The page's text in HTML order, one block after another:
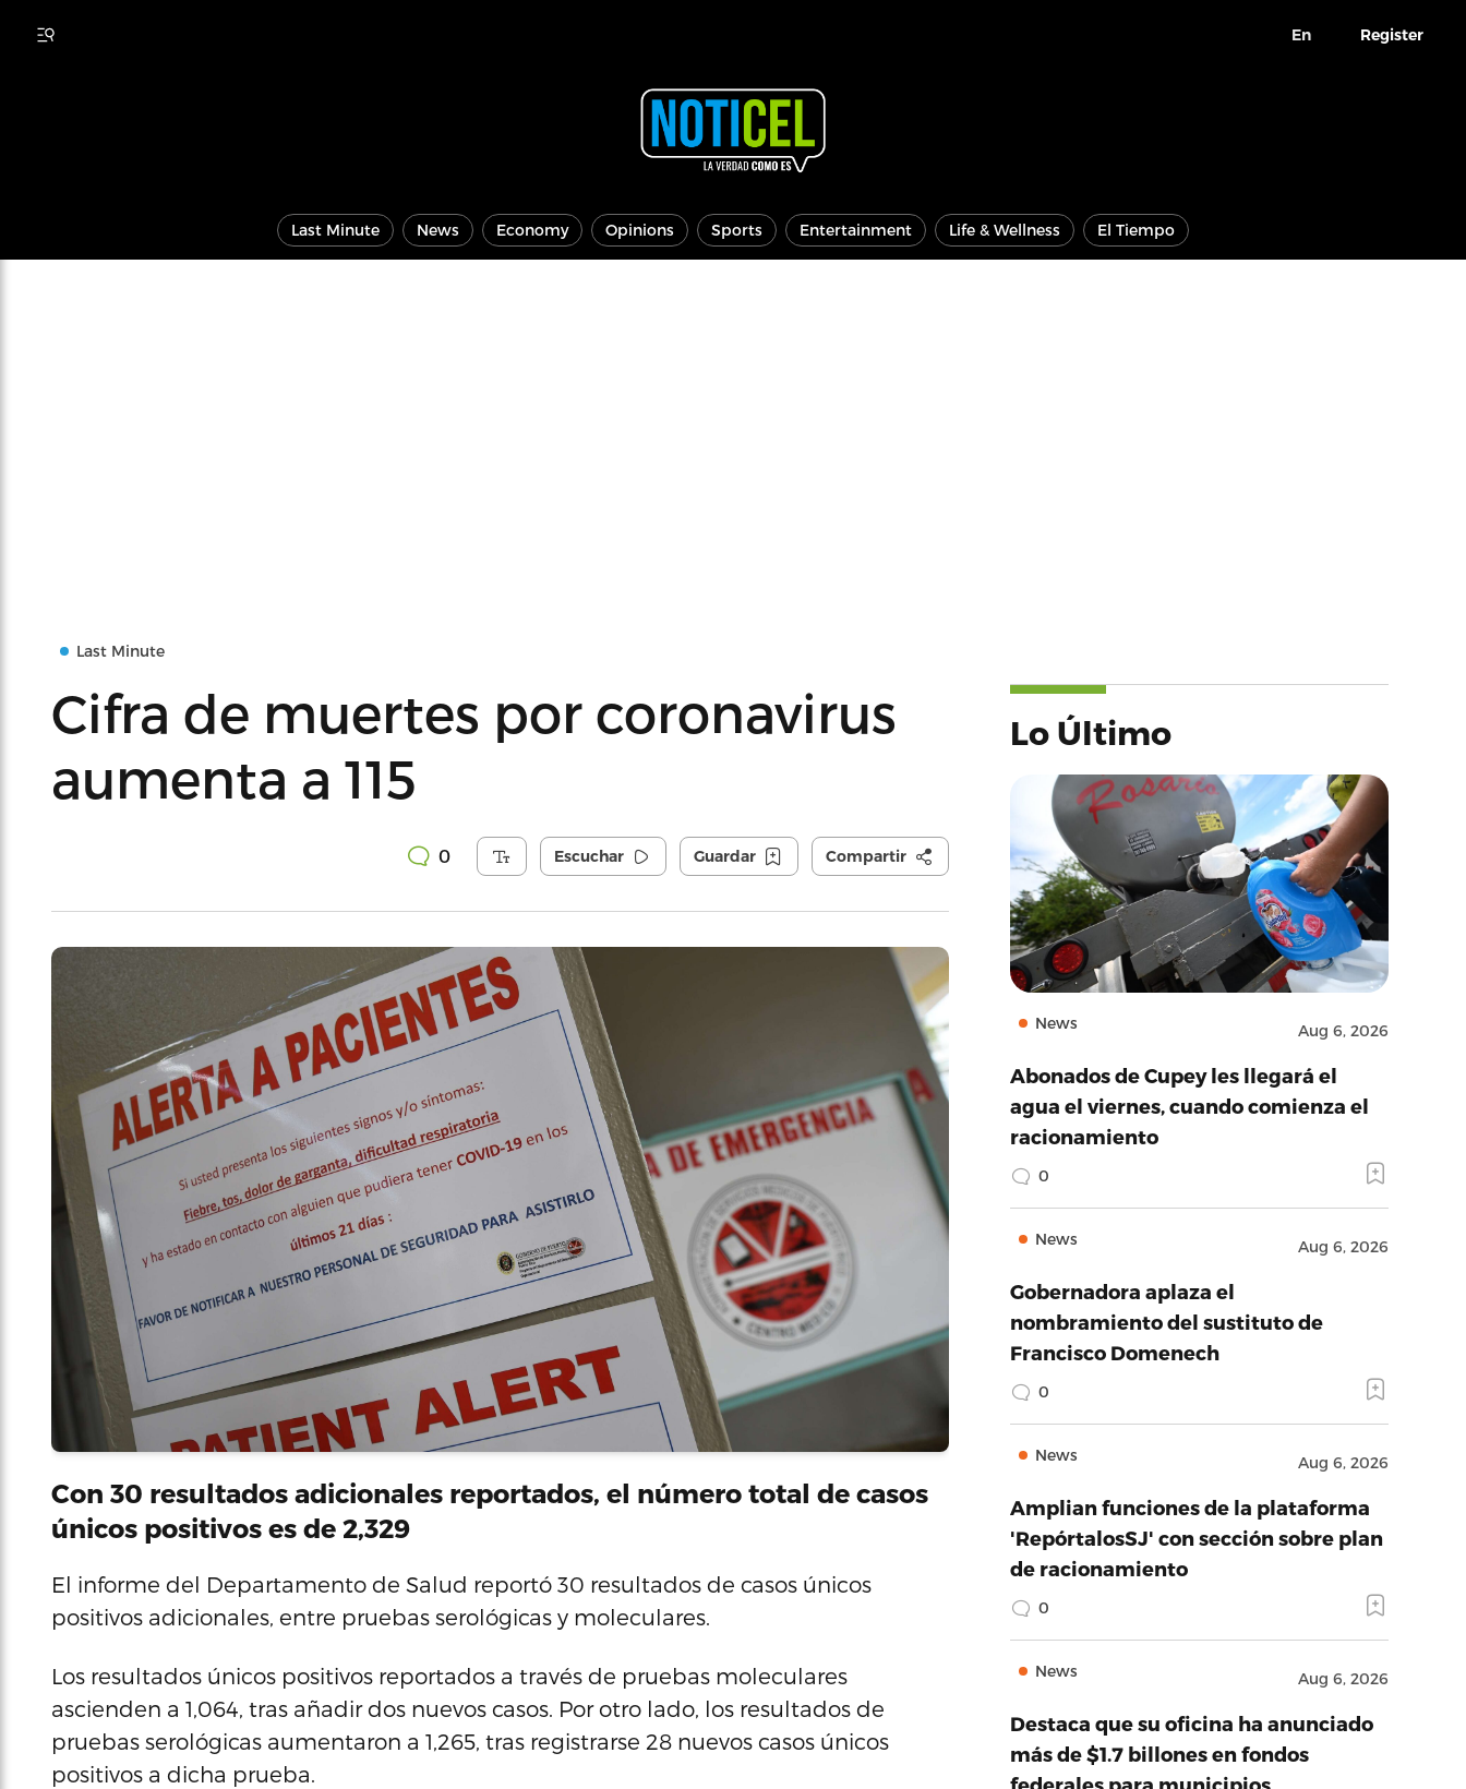
En Register
Last Minute News Economy Opinions Sports Entertainment Life & Wellness El Tiempo
Last Minute
Cifra de muertes por coronavirus
aumenta a 115
0 Escuchar Guardar Compartir
Con 30 resultados adicionales reportados, el número total de casos
únicos positivos es de 2,329
El informe del Departamento de Salud reportó 30 resultados de casos únicos
positivos adicionales, entre pruebas serológicas y moleculares.
Los resultados únicos positivos reportados a través de pruebas moleculares
ascienden a 1,064, tras añadir dos nuevos casos. Por otro lado, los resultados de
pruebas serológicas aumentaron a 1,265, tras registrarse 28 nuevos casos únicos
positivos a dicha prueba.
Lo Último
News Aug 6, 2026
Abonados de Cupey les llegará el
agua el viernes, cuando comienza el
racionamiento
0
News Aug 6, 2026
Gobernadora aplaza el
nombramiento del sustituto de
Francisco Domenech
0
News Aug 6, 2026
Amplian funciones de la plataforma
'RepórtalosSJ' con sección sobre plan
de racionamiento
0
News Aug 6, 2026
Destaca que su oficina ha anunciado
más de $1.7 billones en fondos
federales para municipios